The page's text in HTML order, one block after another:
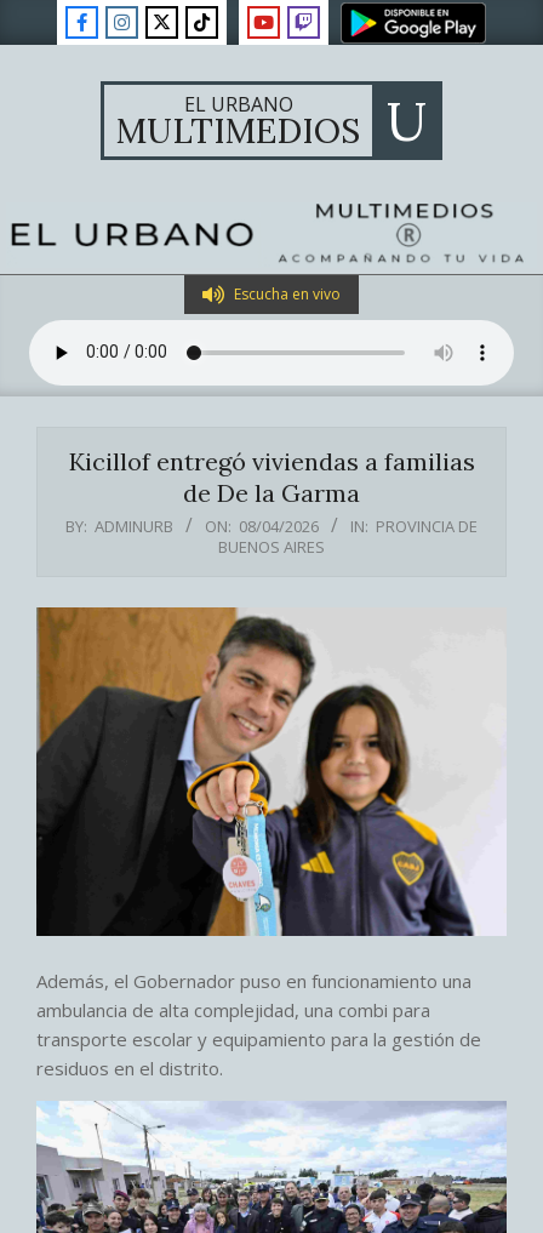
to
EL URBANO
MULTIMEDIOS U
Navigation
Menu
Escucha en vivo
Kicillof entregó viviendas a familias
de De la Garma
BY: ADMINURB ON: 08/04/2026 IN: PROVINCIA DE
BUENOS AIRES
Además, el Gobernador puso en funcionamiento una
ambulancia de alta complejidad, una combi para
transporte escolar y equipamiento para la gestión de
residuos en el distrito.